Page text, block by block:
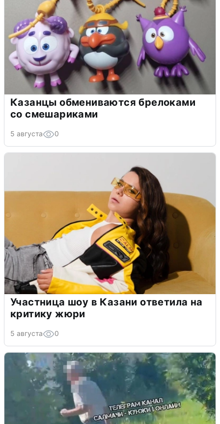
Казанцы обмениваются брелоками
со смешариками
5 августа 0
Участница шоу в Казани ответила на
критику жюри
5 августа 0